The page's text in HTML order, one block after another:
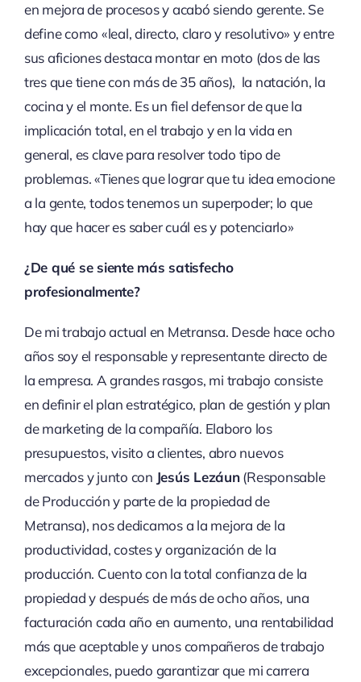
en mejora de procesos y acabó siendo gerente. Se
define como «leal, directo, claro y resolutivo» y entre
sus aficiones destaca montar en moto (dos de las
tres que tiene con más de 35 años), la natación, la
cocina y el monte. Es un fiel defensor de que la
implicación total, en el trabajo y en la vida en
general, es clave para resolver todo tipo de
problemas. «Tienes que lograr que tu idea emocione
a la gente, todos tenemos un superpoder; lo que
hay que hacer es saber cuál es y potenciarlo»
¿De qué se siente más satisfecho
profesionalmente?
De mi trabajo actual en Metransa. Desde hace ocho
años soy el responsable y representante directo de
la empresa. A grandes rasgos, mi trabajo consiste
en definir el plan estratégico, plan de gestión y plan
de marketing de la compañía. Elaboro los
presupuestos, visito a clientes, abro nuevos
mercados y junto con Jesús Lezáun(Responsable
de Producción y parte de la propiedad de
Metransa), nos dedicamos a la mejora de la
productividad, costes y organización de la
producción. Cuento con la total confianza de la
propiedad y después de más de ocho años, una
facturación cada año en aumento, una rentabilidad
más que aceptable y unos compañeros de trabajo
excepcionales, puedo garantizar que mi carrera